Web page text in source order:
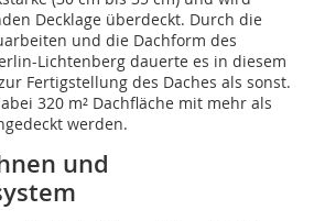
Decklage überdeckt. Durch die
und die Dachform des
Lichtenberg dauerte es in diesem
Fertigstellung des Daches als sonst.
320 m² Dachfläche mit mehr als
werden.
und